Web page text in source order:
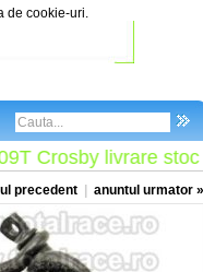
de cookie-uri.
livrare stoc
precedent anuntul urmator »